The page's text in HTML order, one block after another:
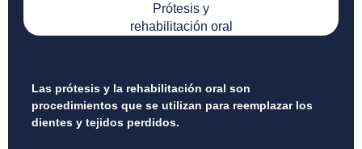
Prótesis y
rehabilitación oral
Las prótesis y la rehabilitación oral son
procedimientos que se utilizan para reemplazar los
dientes y tejidos perdidos.